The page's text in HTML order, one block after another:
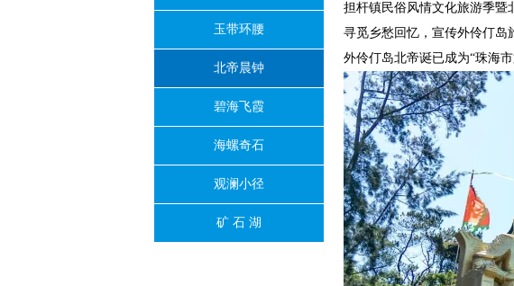
玉带环腰
北帝晨钟
碧海飞霞
海螺奇石
观澜小径
矿 石 湖
担杆镇民俗风情文化旅游季暨
寻觅乡愁回忆，宣传外伶仃岛
外伶仃岛北帝诞已成为“珠海